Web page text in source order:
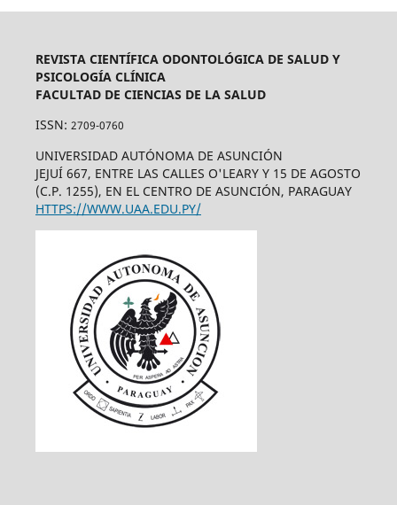
REVISTA CIENTÍFICA ODONTOLÓGICA DE SALUD Y
PSICOLOGÍA CLÍNICA
FACULTAD DE CIENCIAS DE LA SALUD
ISSN: 2709-0760
UNIVERSIDAD AUTÓNOMA DE ASUNCIÓN
JEJUÍ 667, ENTRE LAS CALLES O'LEARY Y 15 DE AGOSTO
(C.P. 1255), EN EL CENTRO DE ASUNCIÓN, PARAGUAY
HTTPS://WWW.UAA.EDU.PY/